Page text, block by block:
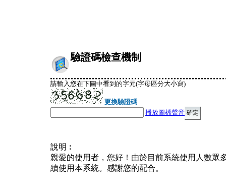
驗證碼檢查機制
請輸入您在下圖中看到的字元(字母區分大小寫)
更換驗證碼
播放圖檔聲音
說明︰
親愛的使用者，您好！由於目前系統使用人數眾
續使用本系統。感謝您的配合。